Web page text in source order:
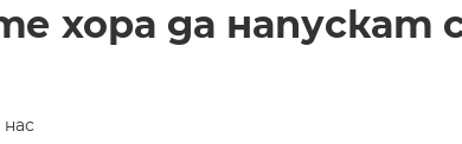
хора да напускат
нас